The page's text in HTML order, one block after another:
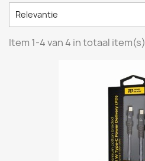
Relevantie
Item 1-4 van 4 in totaal item(s)